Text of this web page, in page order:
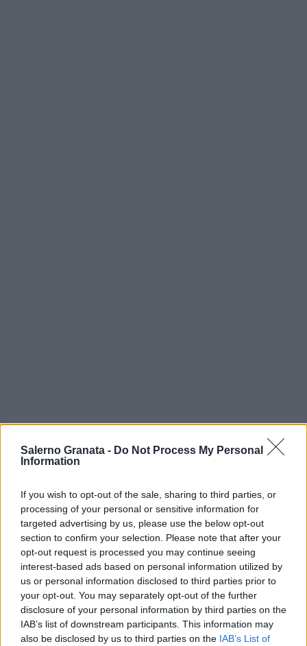
Salerno Granata - Do Not Process My Personal
Information
If you wish to opt-out of the sale, sharing to third parties, or
processing of your personal or sensitive information for
targeted advertising by us, please use the below opt-out
section to confirm your selection. Please note that after your
opt-out request is processed you may continue seeing
interest-based ads based on personal information utilized by
us or personal information disclosed to third parties prior to
your opt-out. You may separately opt-out of the further
disclosure of your personal information by third parties on the
IAB’s list of downstream participants. This information may
also be disclosed by us to third parties on the IAB’s List of